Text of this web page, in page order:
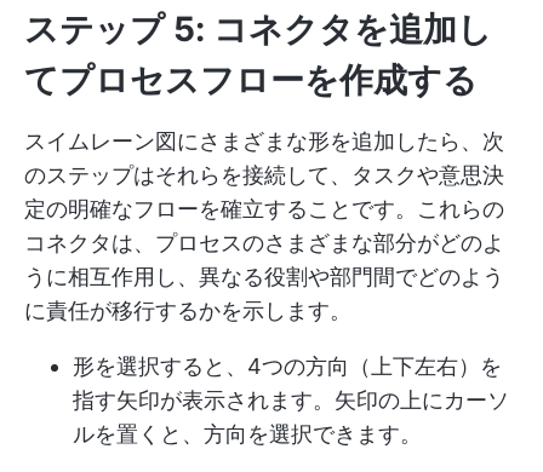
ステップ 5: コネクタを追加し
てプロセスフローを作成する
スイムレーン図にさまざまな形を追加したら、次
のステップはそれらを接続して、タスクや意思決
定の明確なフローを確立することです。これらの
コネクタは、プロセスのさまざまな部分がどのよ
うに相互作用し、異なる役割や部門間でどのよう
に責任が移行するかを示します。
形を選択すると、4つの方向（上下左右）を
指す矢印が表示されます。矢印の上にカーソ
ルを置くと、方向を選択できます。